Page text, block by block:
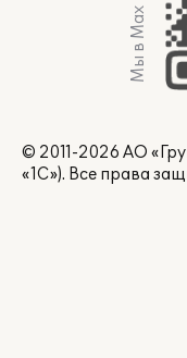
Мы в Max
© 2011-2026 АО
«1С»). Все права